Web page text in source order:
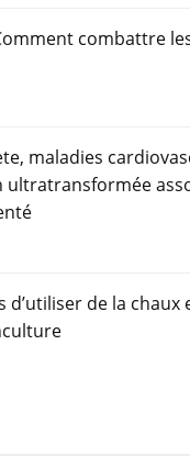
combattre
maladies
ultratransformée
d’utiliser de la chaux